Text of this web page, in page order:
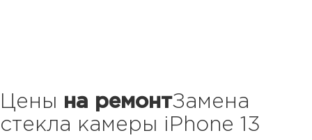
Цены на ремонтЗамена
стекла камеры iPhone 13